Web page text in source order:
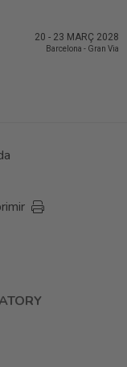
20 - 23 MARÇ 2028
Barcelona - Gran Via